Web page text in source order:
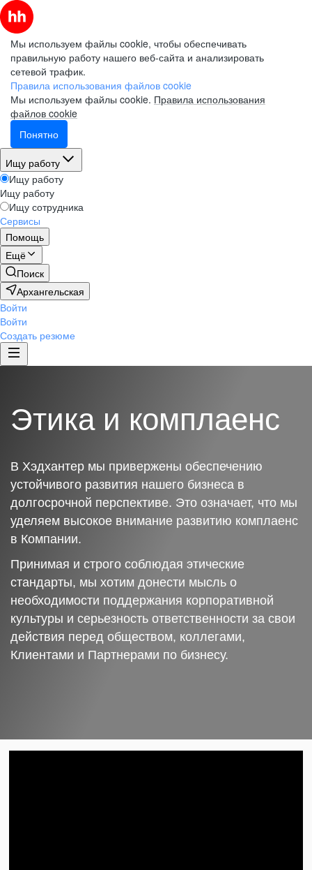
Мы используем файлы cookie, чтобы обеспечивать
правильную работу нашего веб-сайта и анализировать
сетевой трафик.
Правила использования файлов cookie
Мы используем файлы cookie. Правила использования
файлов cookie
Понятно
Ищу работу
Ищу работу
Ищу работу
Ищу сотрудника
Сервисы
Помощь
Ещё
Поиск
Архангельская
Войти
Войти
Создать резюме
Этика и комплаенс
В Хэдхантер мы привержены обеспечению
устойчивого развития нашего бизнеса в
долгосрочной перспективе. Это означает, что мы
уделяем высокое внимание развитию комплаенс
в Компании.
Принимая и строго соблюдая этические
стандарты, мы хотим донести мысль о
необходимости поддержания корпоративной
культуры и серьезность ответственности за свои
действия перед обществом, коллегами,
Клиентами и Партнерами по бизнесу.